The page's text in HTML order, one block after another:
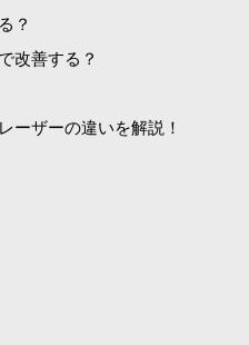
？
改善する？
ーザーの違いを解説！